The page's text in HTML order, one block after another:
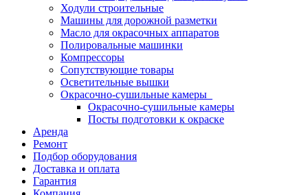
Ходули строительные
Машины для дорожной разметки
Масло для окрасочных аппаратов
Полировальные машинки
Компрессоры
Сопутствующие товары
Осветительные вышки
Окрасочно-сушильные камеры
Окрасочно-сушильные камеры
Посты подготовки к окраске
Аренда
Ремонт
Подбор оборудования
Доставка и оплата
Гарантия